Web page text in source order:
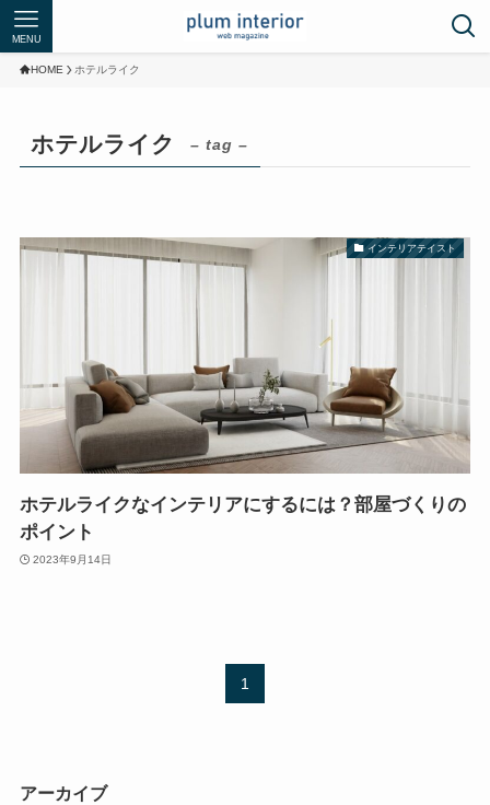
MENU
HOME ホテルライク
ホテルライク – tag –
インテリアテイスト
ホテルライクなインテリアにするには？部屋づくりの
ポイント
2023年9月14日
1
アーカイブ